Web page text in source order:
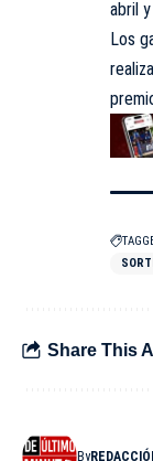
abril
Los
Share This
By